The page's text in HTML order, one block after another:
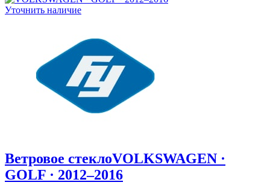
Уточнить наличие
Ветровое стеклоVOLKSWAGEN ·
GOLF · 2012–2016